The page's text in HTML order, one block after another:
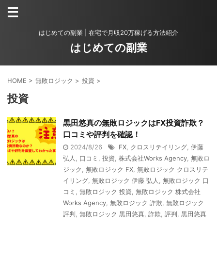
はじめての副業 | 在宅で月収20万稼げる方法紹介
はじめての副業
HOME > 無敗ロジック > 投資 >
投資
黒田悠真の無敗ロジックはFX投資詐欺？
口コミや評判を確認！
2024/8/26 FX クロスリテイリング 伊藤
弘人
口コミ 投資 株式会社Works Agency 無敗ロ
ジック
無敗ロジック FX 無敗ロジック クロスリテ
イリング 無敗ロジック 伊藤 弘人
無敗ロジック 口
コミ
無敗ロジック 投資 無敗ロジック 株式会社
Works Agency 無敗ロジック 詐欺 無敗ロジック
評判 無敗ロジック 黒田悠真 詐欺 評判 黒田悠真